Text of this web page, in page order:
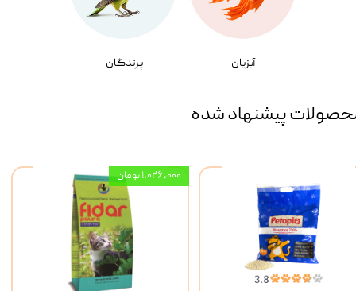
آبزیان پرندگان
پیشنهاد شده
۱,۰۲۶,۰۰۰ تومان